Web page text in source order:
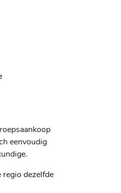
eenvoudig
dezelfde